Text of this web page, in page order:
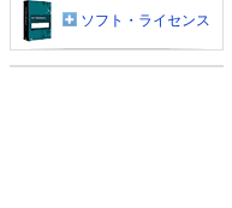
ソフト・ライセンス